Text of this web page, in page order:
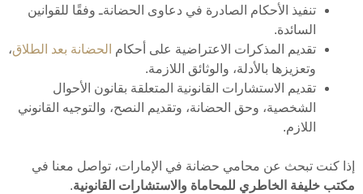
تنفيذ الأحكام الصادرة في دعاوى الحضانةـ وفقًا للقوانين
السائدة.
تقديم المذكرات الاعتراضية على أحكام الحضانة بعد الطلاق،
وتعزيزها بالأدلة، والوثائق اللازمة.
تقديم الاستشارات القانونية المتعلقة بقانون الأحوال
الشخصية، وحق الحضانة، وتقديم النصح، والتوجيه القانوني
اللازم.
إذا كنت تبحث عن محامي حضانة في الإمارات، تواصل معنا في
مكتب خليفة الخاطري للمحاماة والاستشارات القانونية.